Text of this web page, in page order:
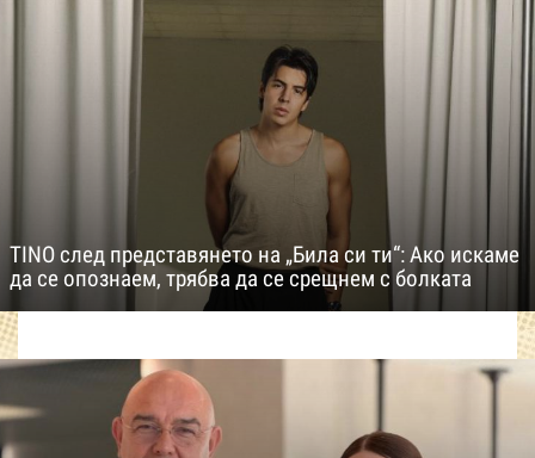
TINO след представянето на „Била си ти“: Ако искаме
да се опознаем, трябва да се срещнем с болката